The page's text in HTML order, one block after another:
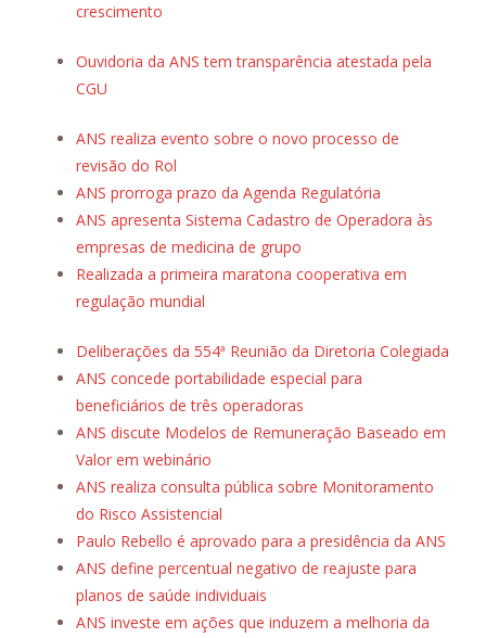
crescimento
Ouvidoria da ANS tem transparência atestada pela
CGU
ANS realiza evento sobre o novo processo de
revisão do Rol
ANS prorroga prazo da Agenda Regulatória
ANS apresenta Sistema Cadastro de Operadora às
empresas de medicina de grupo
Realizada a primeira maratona cooperativa em
regulação mundial
Deliberações da 554ª Reunião da Diretoria Colegiada
ANS concede portabilidade especial para
beneficiários de três operadoras
ANS discute Modelos de Remuneração Baseado em
Valor em webinário
ANS realiza consulta pública sobre Monitoramento
do Risco Assistencial
Paulo Rebello é aprovado para a presidência da ANS
ANS define percentual negativo de reajuste para
planos de saúde individuais
ANS investe em ações que induzem a melhoria da